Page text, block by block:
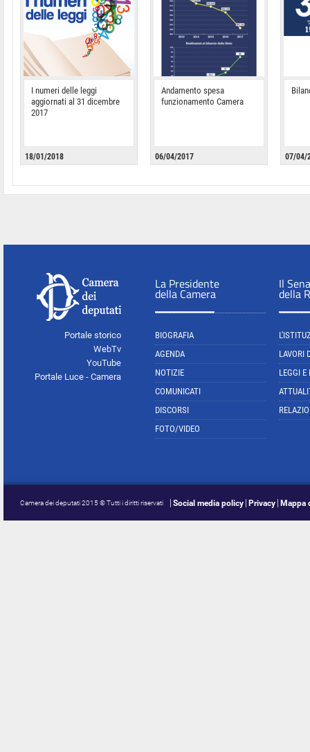
I numeri delle leggi
aggiornati al 31 dicembre
2017
18/01/2018
Andamento spesa
funzionamento Camera
06/04/2017 07/04/
Portale storico
WebTv
YouTube
Portale Luce - Camera
La Presidente
della Camera
BIOGRAFIA
AGENDA
NOTIZIE
COMUNICATI
DISCORSI
FOTO/VIDEO
Il
della
LAVORI
LEGGI E
Camera dei deputati 2015 © Tutti i diritti riservati Social media policy Privacy Mappa